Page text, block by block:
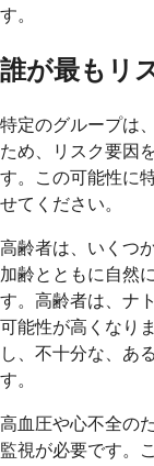
す。
誰が最もリ
特定のグループは
ため、リスク要因
す。この可能性に
せてください。
高齢者は、いくつ
加齢とともに自然
す。高齢者は、ナ
可能性が高くなり
し、不十分な、あ
す。
高血圧や心不全の
監視が必要です。